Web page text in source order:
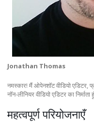
Jonathan Thomas
नमस्कार! मैं ओपेनशॉट वीडियो
नॉन-लीनियर वीडियो एडिटर का
महत्वपूर्ण परियोजनाएँ